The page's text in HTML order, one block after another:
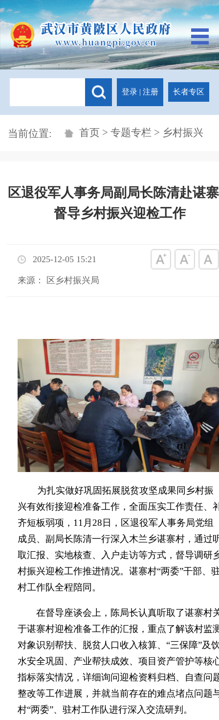
登录 | 注册 长者专区
当前位置: 首页 > 专题专栏 > 乡村振兴
区退役军人事务局副局长陈清赴谌
督导乡村振兴迎检工作
2025-12-05 15:21
来源： 区乡村振兴局
为扎实做好巩固拓展脱贫攻坚成果同乡村振
兴有效衔接迎检准备工作，全面压实工作责任、
齐短板弱项， 11月 28 日，区退役军人事务局党组
成员、副局长陈清一行深入木兰乡谌寨村，通过
取汇报、实地核查、入户走访等方式，督导调研
村振兴迎检工作推进情况。谌寨村“两委”干部、
村工作队全程陪同。
在督导座谈会上，陈局长认真听取了谌寨村
于谌寨村迎检准备工作的汇报，重点了解该村监
对象识别帮扶、脱贫人口收入核算、“三保障”及
水安全巩固、产业帮扶成效、项目资产管护等核
指标落实情况，详细询问迎检资料归档、自查问
整改等工作进展，并就当前存在的难点堵点问题
村“两委”、驻村工作队进行深入交流研判。